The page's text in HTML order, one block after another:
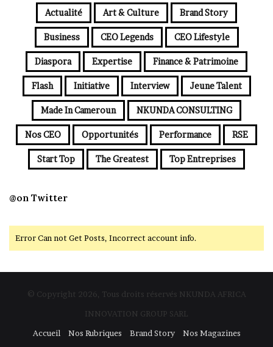
Actualité Art & Culture Brand Story
Business CEO Legends CEO Lifestyle
Diaspora Expertise Finance & Patrimoine
Flash Initiative Interview Jeune Talent
Made In Cameroun NKUNDA CONSULTING
Nos CEO Opportunités Performance RSE
Start Top The Greatest Top Entreprises
@on Twitter
Error Can not Get Posts, Incorrect account info.
© Copyright 2026, Tous droits réservés NKUNDA AFRICA
INNOVATION GROUP SARL
Accueil
Nos Rubriques Brand Story Nos Magazines